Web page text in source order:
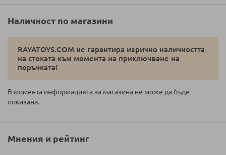
Наличност по магазини
RAYATOYS.COM не гарантира изрично наличността
на стоката към момента на приключване на
поръчката!
В момента информацията за магазина не може да бъде
показана.
Мнения и рейтинг